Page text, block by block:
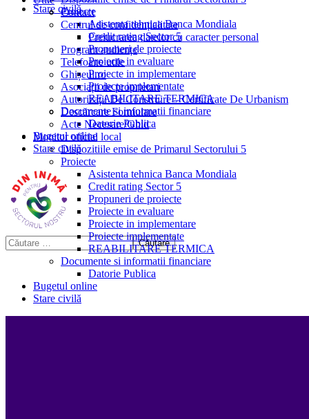
Stare civilă
Proiecte
Asistenta tehnica Banca Mondiala
Credit rating Sector 5
Propuneri de proiecte
Proiecte in evaluare
Proiecte in implementare
Proiecte implementate
REABILITARE TERMICA
Documente si informatii financiare
Datorie Publica
Bugetul online
Stare civilă
Contact
Centrul de confidențialitate
Prelucrarea datelor cu caracter personal
Program audiențe
Telefoane utile
Ghișeul.ro
Asociații de proprietari
Autorizații De Construire – Certificate De Urbanism
Descărcare Formulare
Acte Necesare/Ghid
Monitor oficial local
Dispozitiile emise de Primarul Sectorului 5
Proiecte
Asistenta tehnica Banca Mondiala
Credit rating Sector 5
Propuneri de proiecte
Proiecte in evaluare
Proiecte in implementare
Proiecte implementate
REABILITARE TERMICA
Documente si informatii financiare
Datorie Publica
Bugetul online
Stare civilă